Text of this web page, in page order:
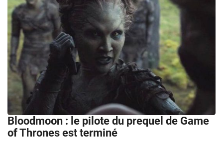
Bloodmoon : le pilote du prequel de Game
of Thrones est terminé